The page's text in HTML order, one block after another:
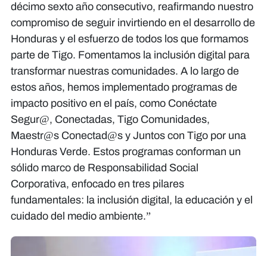
décimo sexto año consecutivo, reafirmando nuestro
compromiso de seguir invirtiendo en el desarrollo de
Honduras y el esfuerzo de todos los que formamos
parte de Tigo. Fomentamos la inclusión digital para
transformar nuestras comunidades. A lo largo de
estos años, hemos implementado programas de
impacto positivo en el país, como Conéctate
Segur@, Conectadas, Tigo Comunidades,
Maestr@s Conectad@s y Juntos con Tigo por una
Honduras Verde. Estos programas conforman un
sólido marco de Responsabilidad Social
Corporativa, enfocado en tres pilares
fundamentales: la inclusión digital, la educación y el
cuidado del medio ambiente.”